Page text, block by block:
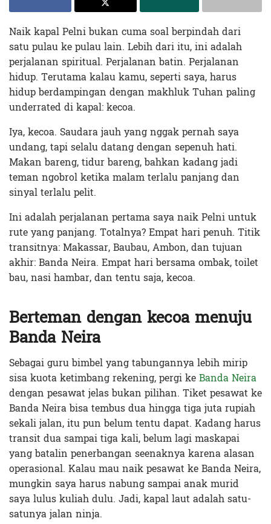
Naik kapal Pelni bukan cuma soal berpindah dari
satu pulau ke pulau lain. Lebih dari itu, ini adalah
perjalanan spiritual. Perjalanan batin. Perjalanan
hidup. Terutama kalau kamu, seperti saya, harus
hidup berdampingan dengan makhluk Tuhan paling
underrated di kapal: kecoa.
Iya, kecoa. Saudara jauh yang nggak pernah saya
undang, tapi selalu datang dengan sepenuh hati.
Makan bareng, tidur bareng, bahkan kadang jadi
teman ngobrol ketika malam terlalu panjang dan
sinyal terlalu pelit.
Ini adalah perjalanan pertama saya naik Pelni untuk
rute yang panjang. Totalnya? Empat hari penuh. Titik
transitnya: Makassar, Baubau, Ambon, dan tujuan
akhir: Banda Neira. Empat hari bersama ombak, toilet
bau, nasi hambar, dan tentu saja, kecoa.
Berteman dengan kecoa menuju
Banda Neira
Sebagai guru bimbel yang tabungannya lebih mirip
sisa kuota ketimbang rekening, pergi keBanda Neira
dengan pesawat jelas bukan pilihan. Tiket pesawat ke
Banda Neira bisa tembus dua hingga tiga juta rupiah
sekali jalan, itu pun belum tentu dapat. Kadang harus
transit dua sampai tiga kali, belum lagi maskapai
yang batalin penerbangan seenaknya karena alasan
operasional. Kalau mau naik pesawat ke Banda Neira,
mungkin saya harus nabung sampai anak murid
saya lulus kuliah dulu. Jadi, kapal laut adalah satu-
satunya jalan ninja.